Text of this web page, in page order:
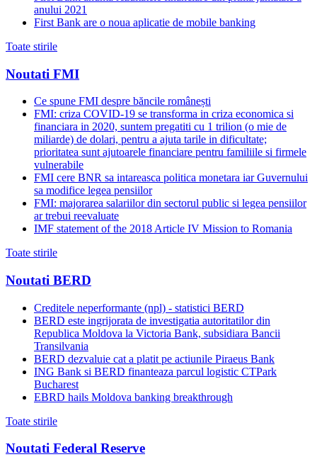
anului 2021
First Bank are o noua aplicatie de mobile banking
Toate stirile
Noutati FMI
Ce spune FMI despre băncile românești
FMI: criza COVID-19 se transforma in criza economica si
financiara in 2020, suntem pregatiti cu 1 trilion (o mie de
miliarde) de dolari, pentru a ajuta tarile in dificultate;
prioritatea sunt ajutoarele financiare pentru familiile si firmele
vulnerabile
FMI cere BNR sa intareasca politica monetara iar Guvernului
sa modifice legea pensiilor
FMI: majorarea salariilor din sectorul public si legea pensiilor
ar trebui reevaluate
IMF statement of the 2018 Article IV Mission to Romania
Toate stirile
Noutati BERD
Creditele neperformante (npl) - statistici BERD
BERD este ingrijorata de investigatia autoritatilor din
Republica Moldova la Victoria Bank, subsidiara Bancii
Transilvania
BERD dezvaluie cat a platit pe actiunile Piraeus Bank
ING Bank si BERD finanteaza parcul logistic CTPark
Bucharest
EBRD hails Moldova banking breakthrough
Toate stirile
Noutati Federal Reserve